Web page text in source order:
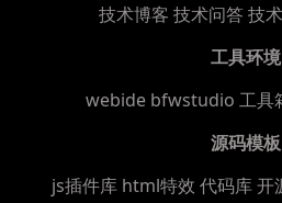
技术博客 技术问答技
工具环境
webide bfwstudio 工具
源码模板
js插件库 html特效 代码库 开